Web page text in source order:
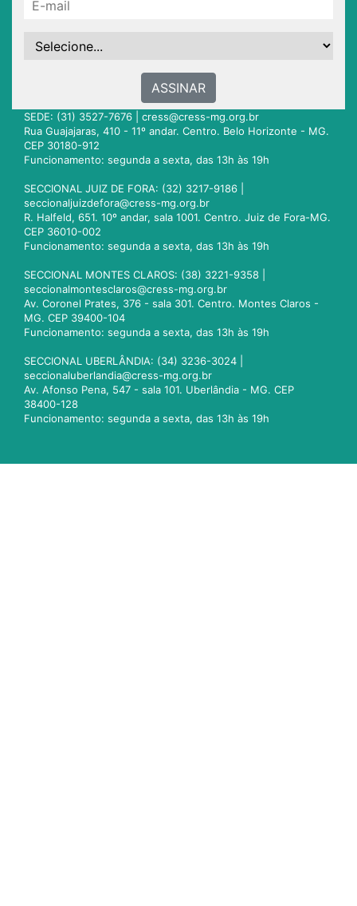
ASSINAR
SEDE: (31) 3527-7676 | cress@cress-mg.org.br
Rua Guajajaras, 410 - 11º andar. Centro. Belo Horizonte - MG.
CEP 30180-912
Funcionamento: segunda a sexta, das 13h às 19h
SECCIONAL JUIZ DE FORA: (32) 3217-9186 |
seccionaljuizdefora@cress-mg.org.br
R. Halfeld, 651. 10º andar, sala 1001. Centro. Juiz de Fora-MG.
CEP 36010-002
Funcionamento: segunda a sexta, das 13h às 19h
SECCIONAL MONTES CLAROS: (38) 3221-9358 |
seccionalmontesclaros@cress-mg.org.br
Av. Coronel Prates, 376 - sala 301. Centro. Montes Claros -
MG. CEP 39400-104
Funcionamento: segunda a sexta, das 13h às 19h
SECCIONAL UBERLÂNDIA: (34) 3236-3024 |
seccionaluberlandia@cress-mg.org.br
Av. Afonso Pena, 547 - sala 101. Uberlândia - MG. CEP
38400-128
Funcionamento: segunda a sexta, das 13h às 19h